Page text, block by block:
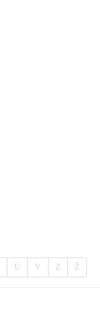
Ū V Z Ž